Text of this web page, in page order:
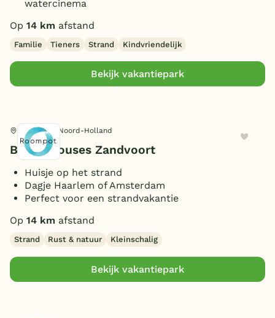
watercinema
Op 14 km afstand
Familie Tieners Strand Kindvriendelijk
Bekijk vakantiepark
Zandvoort, Noord-Holland
Beach Houses Zandvoort
Huisje op het strand
Dagje Haarlem of Amsterdam
Perfect voor een strandvakantie
Op 14 km afstand
Strand Rust & natuur Kleinschalig
Bekijk vakantiepark